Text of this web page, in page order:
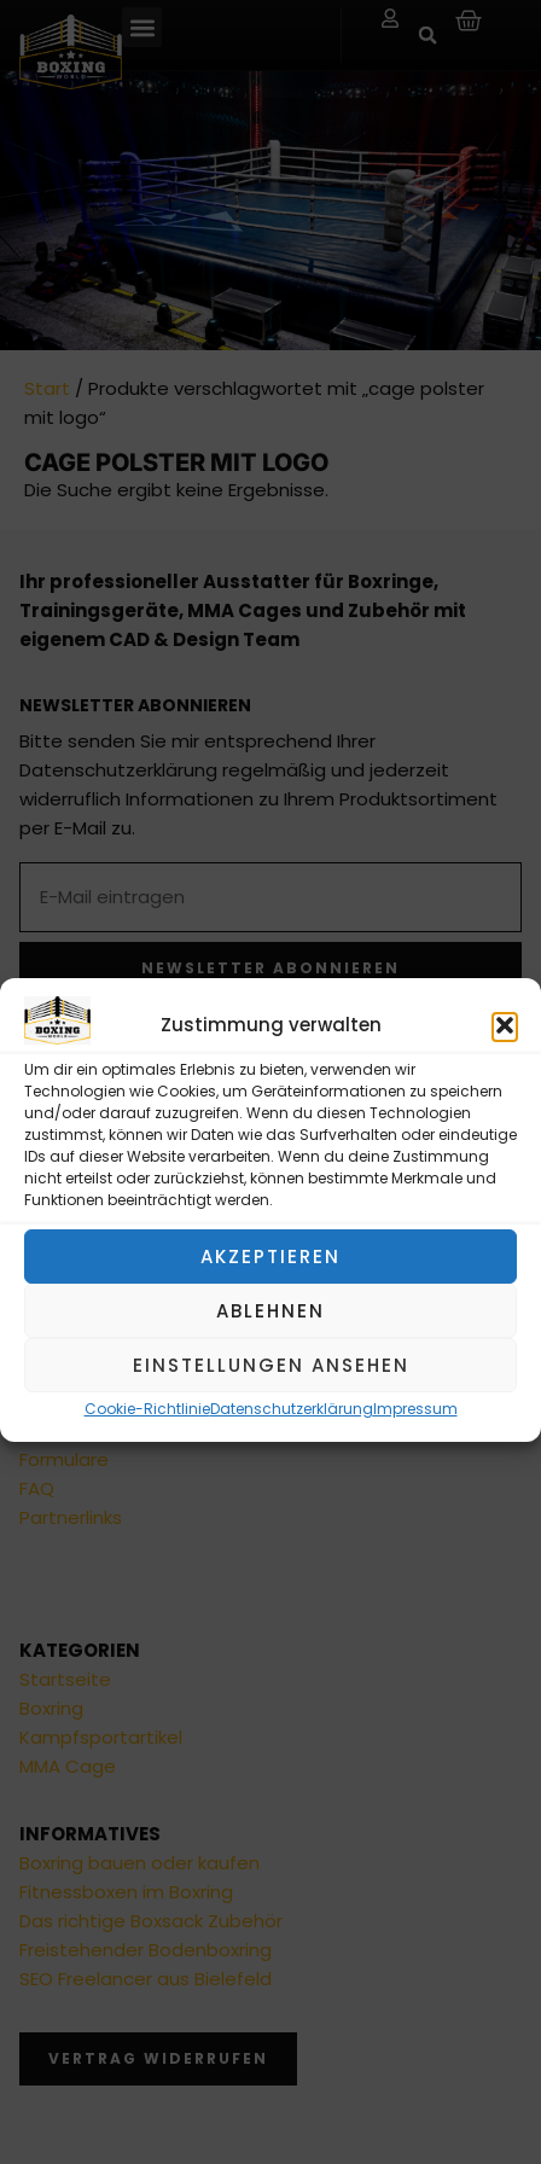
Zustimmung verwalten
Um dir ein optimales Erlebnis zu bieten, verwenden wir
Technologien wie Cookies, um Geräteinformationen zu speichern
und/oder darauf zuzugreifen. Wenn du diesen Technologien
zustimmst, können wir Daten wie das Surfverhalten oder eindeutige
IDs auf dieser Website verarbeiten. Wenn du deine Zustimmung
nicht erteilst oder zurückziehst, können bestimmte Merkmale und
Funktionen beeinträchtigt werden.
AKZEPTIEREN
ABLEHNEN
EINSTELLUNGEN ANSEHEN
Cookie-RichtlinieDatenschutzerklärungImpressum
Start / Produkte verschlagwortet mit „cage polster
mit logo“
CAGE POLSTER MIT LOGO
Die Suche ergibt keine Ergebnisse.
Ihr professioneller Ausstatter für Boxringe,
Trainingsgeräte, MMA Cages und Zubehör mit
eigenem CAD & Design Team
NEWSLETTER ABONNIEREN
Bitte senden Sie mir entsprechend Ihrer
Datenschutzerklärung regelmäßig und jederzeit
widerruflich Informationen zu Ihrem Produktsortiment
per E-Mail zu.
NEWSLETTER ABONNIEREN
Alternative:
INFORMATIONEN
Kontaktformular
Versandarten
Zahlungsarten
Privatsphäre und
Datenschutz
Cookie-Richtlinie (EU)
Allgemeine
Geschäftsbedingungen
Erklärung zur Barrierefreiheit
Formulare
FAQ
Partnerlinks
KATEGORIEN
Startseite
Boxring
Kampfsportartikel
MMA Cage
INFORMATIVES
Boxring bauen oder kaufen
Fitnessboxen im Boxring
Das richtige Boxsack Zubehör
Freistehender Bodenboxring
SEO Freelancer aus Bielefeld
VERTRAG WIDERRUFEN